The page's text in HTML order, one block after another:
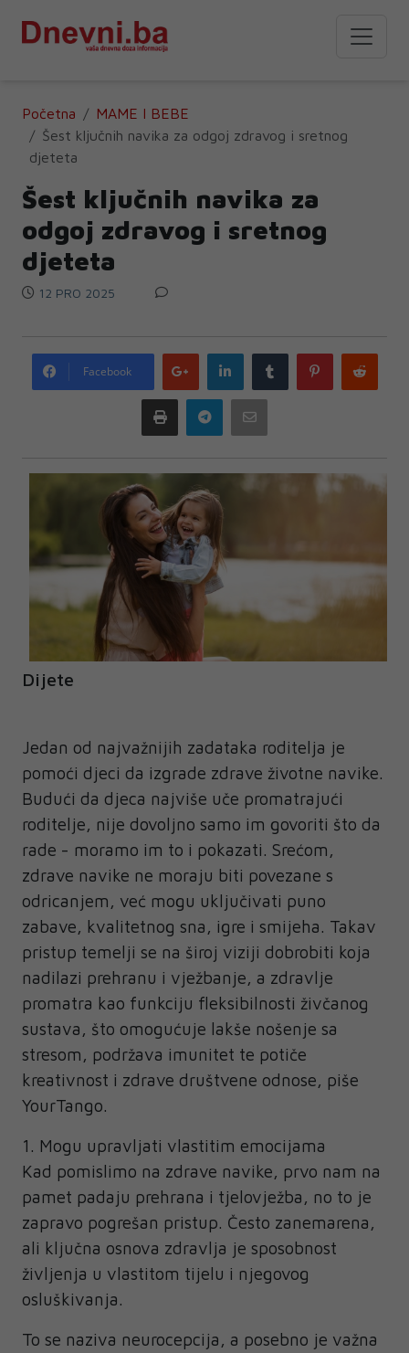
Početna
MAME I BEBE
Šest ključnih navika za odgoj zdravog i sretnog
djeteta
Šest ključnih navika za
odgoj zdravog i sretnog
djeteta
12 PRO 2025
Facebook
Google
plus
LinkedIn Tumblr Pinterest
Print Telegram
Dijete
Jedan od najvažnijih zadataka roditelja je
pomoći djeci da izgrade zdrave životne navike.
Budući da djeca najviše uče promatrajući
roditelje, nije dovoljno samo im govoriti što da
rade - moramo im to i pokazati. Srećom,
zdrave navike ne moraju biti povezane s
odricanjem, već mogu uključivati puno
zabave, kvalitetnog sna, igre i smijeha. Takav
pristup temelji se na široj viziji dobrobiti koja
nadilazi prehranu i vježbanje, a zdravlje
promatra kao funkciju fleksibilnosti živčanog
sustava, što omogućuje lakše nošenje sa
stresom, podržava imunitet te potiče
kreativnost i zdrave društvene odnose, piše
YourTango.
1. Mogu upravljati vlastitim emocijama
Kad pomislimo na zdrave navike, prvo nam na
pamet padaju prehrana i tjelovježba, no to je
zapravo pogrešan pristup. Često zanemarena,
ali ključna osnova zdravlja je sposobnost
življenja u vlastitom tijelu i njegovog
osluškivanja.
To se naziva neurocepcija, a posebno je važna